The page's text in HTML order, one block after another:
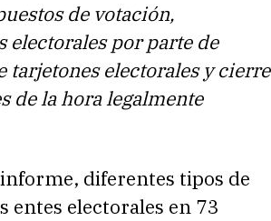
de votación,
por parte de
tarjetones electorales y cierre
de la hora legalmente
diferentes tipos de
entes electorales en 73